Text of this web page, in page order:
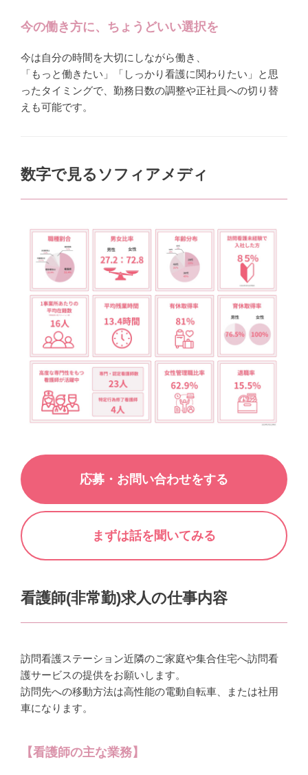
今の働き方に、ちょうどいい選択を
今は自分の時間を大切にしながら働き、
「もっと働きたい」「しっかり看護に関わりたい」と思
ったタイミングで、勤務日数の調整や正社員への切り替
えも可能です。
数字で見るソフィアメディ
応募・お問い合わせをする
まずは話を聞いてみる
看護師(非常勤)求人の仕事内容
訪問看護ステーション近隣のご家庭や集合住宅へ訪問看
護サービスの提供をお願いします。
訪問先への移動方法は高性能の電動自転車、または社用
車になります。
【看護師の主な業務】